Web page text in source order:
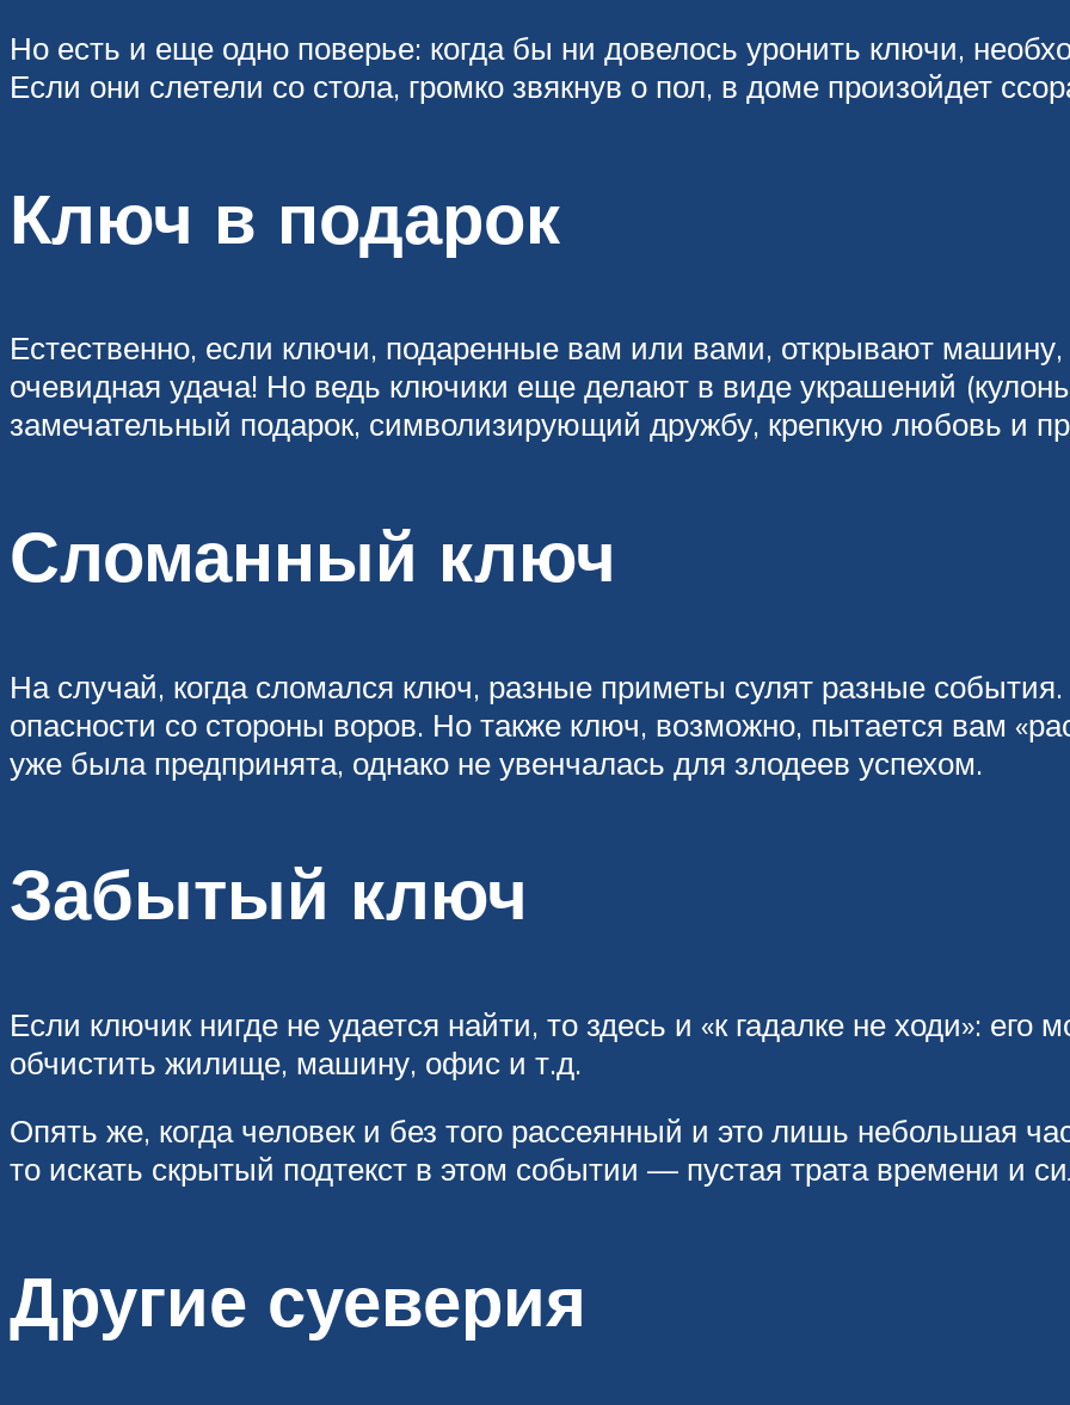
Но есть и еще одно поверье: когда бы ни довелось уронить ключи,
Если они слетели со стола, громко звякнув о пол, в доме произойдет
Ключ в подарок
Естественно, если ключи, подаренные вам или вами, открывают машину,
очевидная удача! Но ведь ключики еще делают в виде украшений
замечательный подарок, символизирующий дружбу, крепкую любовь и
Сломанный ключ
На случай, когда сломался ключ, разные приметы сулят разные
опасности со стороны воров. Но также ключ, возможно, пытается вам
уже была предпринята, однако не увенчалась для злодеев успехом.
Забытый ключ
Если ключик нигде не удается найти, то здесь и «к гадалке не ходи»: его
обчистить жилище, машину, офис и т.д.
Опять же, когда человек и без того рассеянный и это лишь небольшая
то искать скрытый подтекст в этом событии — пустая трата времени и
Другие суеверия